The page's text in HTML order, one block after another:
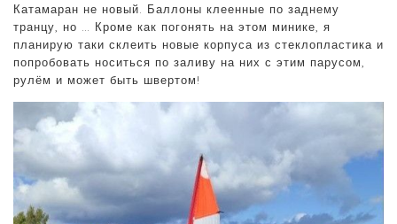
Катамаран не новый. Баллоны клеенные по заднему
транцу, но … Кроме как погонять на этом минике, я
планирую таки склеить новые корпуса из стеклопластика и
попробовать носиться по заливу на них с этим парусом,
рулём и может быть швертом!